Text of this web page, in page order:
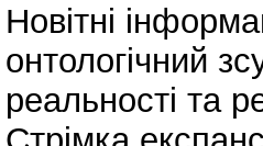
Новітні
онтологічний
реальності та